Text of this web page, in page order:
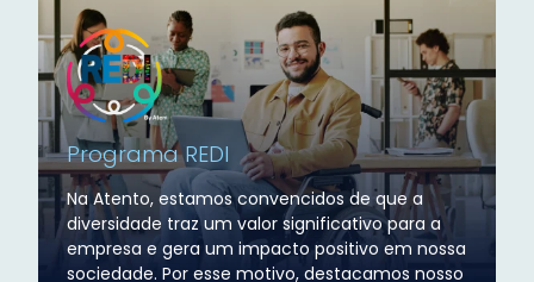
Programa REDI
Na Atento, estamos convencidos de que a
diversidade traz um valor significativo para a
empresa e gera um impacto positivo em nossa
sociedade. Por esse motivo, destacamos nosso